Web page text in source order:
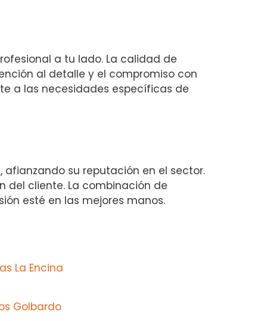
a tu lado. La calidad de
al detalle y el compromiso con
a las necesidades específicas de
su reputación en el sector.
del cliente. La combinación de
esté en las mejores manos.
La Encina
Golbardo